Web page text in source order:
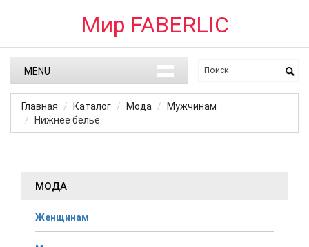
Мир FABERLIC
MENU
Главная Каталог Мода
Мужчинам
Нижнее белье
МОДА
Женщинам